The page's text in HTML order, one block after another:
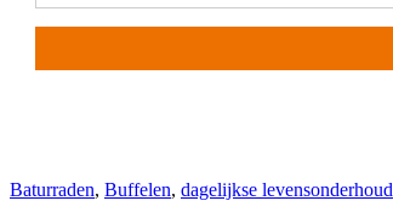
Baturraden, Buffelen, dagelijkse levensonderhoud